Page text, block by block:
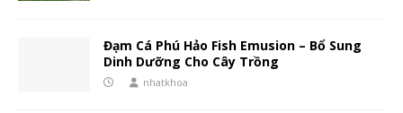
Đạm Cá Phú Hảo Fish Emusion – Bổ Sung
Dinh Dưỡng Cho Cây Trồng
nhatkhoa